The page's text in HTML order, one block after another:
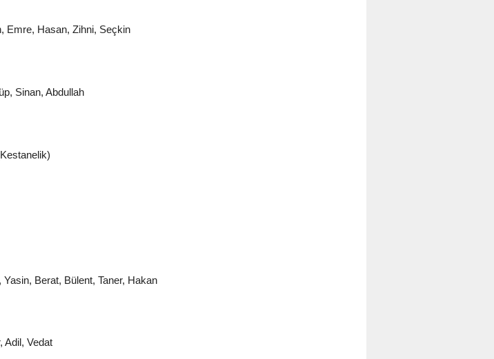
Emre, Hasan, Zihni, Seçkin
Sinan, Abdullah
Berat, Bülent, Taner, Hakan
Adil, Vedat